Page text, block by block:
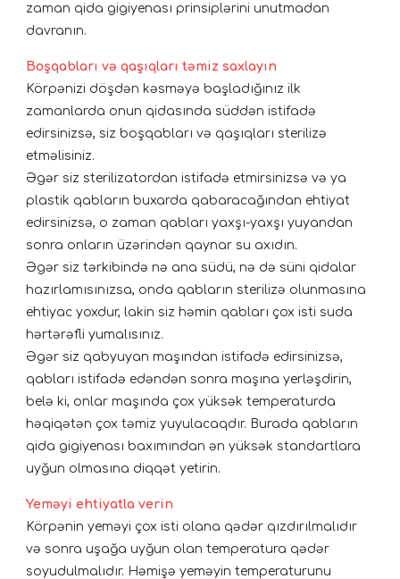
zaman qida gigiyenası prinsiplərini unutmadan
davranın.
Boşqabları və qaşıqları təmiz saxlayın
Körpənizi döşdən kəsməyə başladığınız ilk
zamanlarda onun qidasında süddən istifadə
edirsinizsə, siz boşqabları və qaşıqları sterilizə
etməlisiniz.
Əgər siz sterilizatordan istifadə etmirsinizsə və ya
plastik qabların buxarda qabaracağından ehtiyat
edirsinizsə, o zaman qabları yaxşı-yaxşı yuyandan
sonra onların üzərindən qaynar su axıdın.
Əgər siz tərkibində nə ana südü, nə də süni qidalar
hazırlamısınızsa, onda qabların sterilizə olunmasına
ehtiyac yoxdur, lakin siz həmin qabları çox isti suda
hərtərəfli yumalısınız.
Əgər siz qabyuyan maşından istifadə edirsinizsə,
qabları istifadə edəndən sonra maşına yerləşdirin,
belə ki, onlar maşında çox yüksək temperaturda
həqiqətən çox təmiz yuyulacaqdır. Burada qabların
qida gigiyenası baxımından ən yüksək standartlara
uyğun olmasına diqqət yetirin.
Yeməyi ehtiyatla verin
Körpənin yeməyi çox isti olana qədər qızdırılmalıdır
və sonra uşağa uyğun olan temperatura qədər
soyudulmalıdır. Həmişə yeməyin temperaturunu